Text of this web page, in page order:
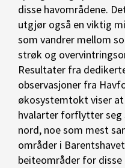
disse havområdene.
utgjør også en viktig
som vandrer mellom
strøk og
Resultater fra
observasjoner fra
økosystemtokt viser
hvalarter forflytter
nord, noe som mest
områder i
beiteområder for